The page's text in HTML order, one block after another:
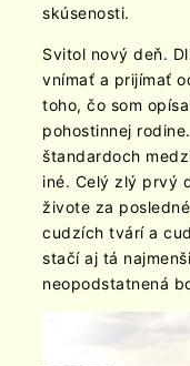
skúsenosti.
Svitol nový deň.
vnímať a prijímať
toho, čo som
pohostinnej
štandardoch
iné. Celý zlý prvý
živote za
cudzích tvárí a
stačí aj tá
neopodstatnená